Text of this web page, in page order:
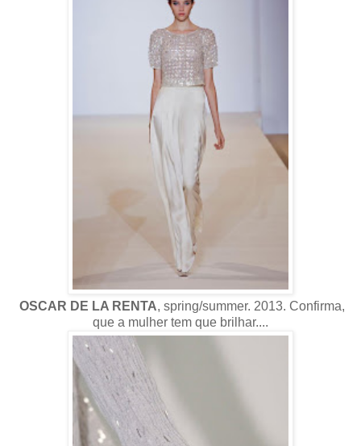
OSCAR DE LA RENTA, spring/summer. 2013. Confirma,
que a mulher tem que brilhar....